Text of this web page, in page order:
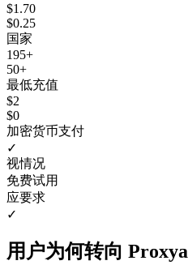
$1.70
$0.25
国家
195+
50+
最低充值
$2
$0
加密货币支付
✓
视情况
免费试用
应要求
✓
用户为何转向 Proxya